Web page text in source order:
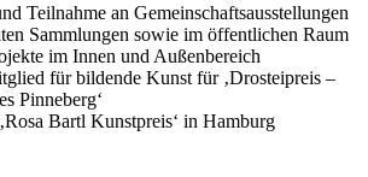
Teilnahme an Gemeinschaftsausstellungen
Sammlungen sowie im öffentlichen Raum
im Innen und Außenbereich
für bildende Kunst für ‚Drosteipreis –
Pinneberg‘
Bartl Kunstpreis‘ in Hamburg